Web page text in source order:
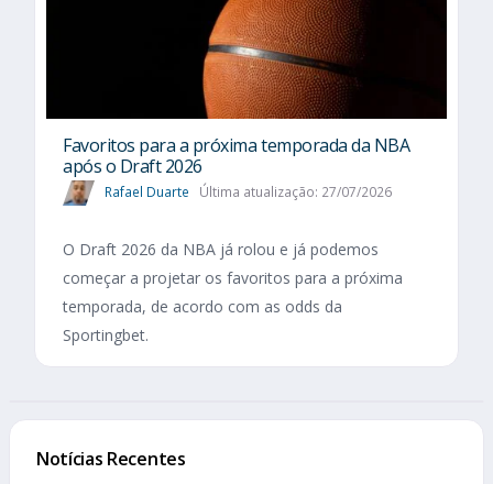
Favoritos para a próxima temporada da NBA
após o Draft 2026
Rafael Duarte Última atualização: 27/07/2026
O Draft 2026 da NBA já rolou e já podemos
começar a projetar os favoritos para a próxima
temporada, de acordo com as odds da
Sportingbet.
Notícias Recentes